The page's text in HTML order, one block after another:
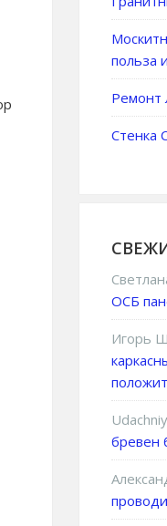
польза
Ремонт
Стенка
ОСБ
Игорь
Udachniy
бревен